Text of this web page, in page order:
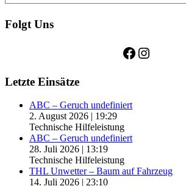
Folgt Uns
Facebook
Letzte Einsätze
ABC – Geruch undefiniert
2. August 2026
19:29
Technische Hilfeleistung
ABC – Geruch undefiniert
28. Juli 2026
13:19
Technische Hilfeleistung
THL Unwetter – Baum auf Fahrzeug
14. Juli 2026
23:10